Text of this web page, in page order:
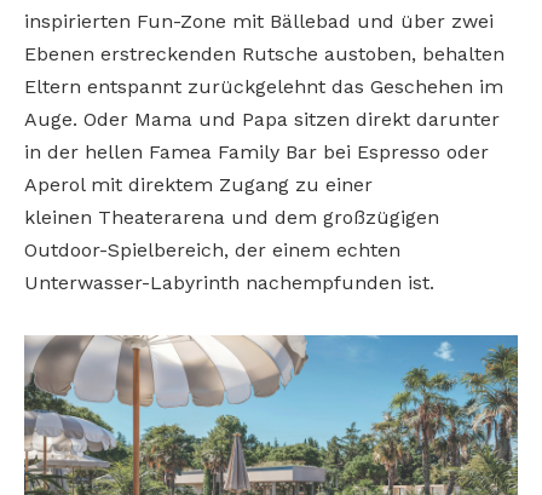
inspirierten Fun-Zone mit Bällebad und über zwei
Ebenen erstreckenden Rutsche austoben, behalten
Eltern entspannt zurückgelehnt das Geschehen im
Auge. Oder Mama und Papa sitzen direkt darunter
in der hellen Famea Family Bar bei Espresso oder
Aperol mit direktem Zugang zu einer
kleinen Theaterarena und dem großzügigen
Outdoor-Spielbereich, der einem echten
Unterwasser-Labyrinth nachempfunden ist.